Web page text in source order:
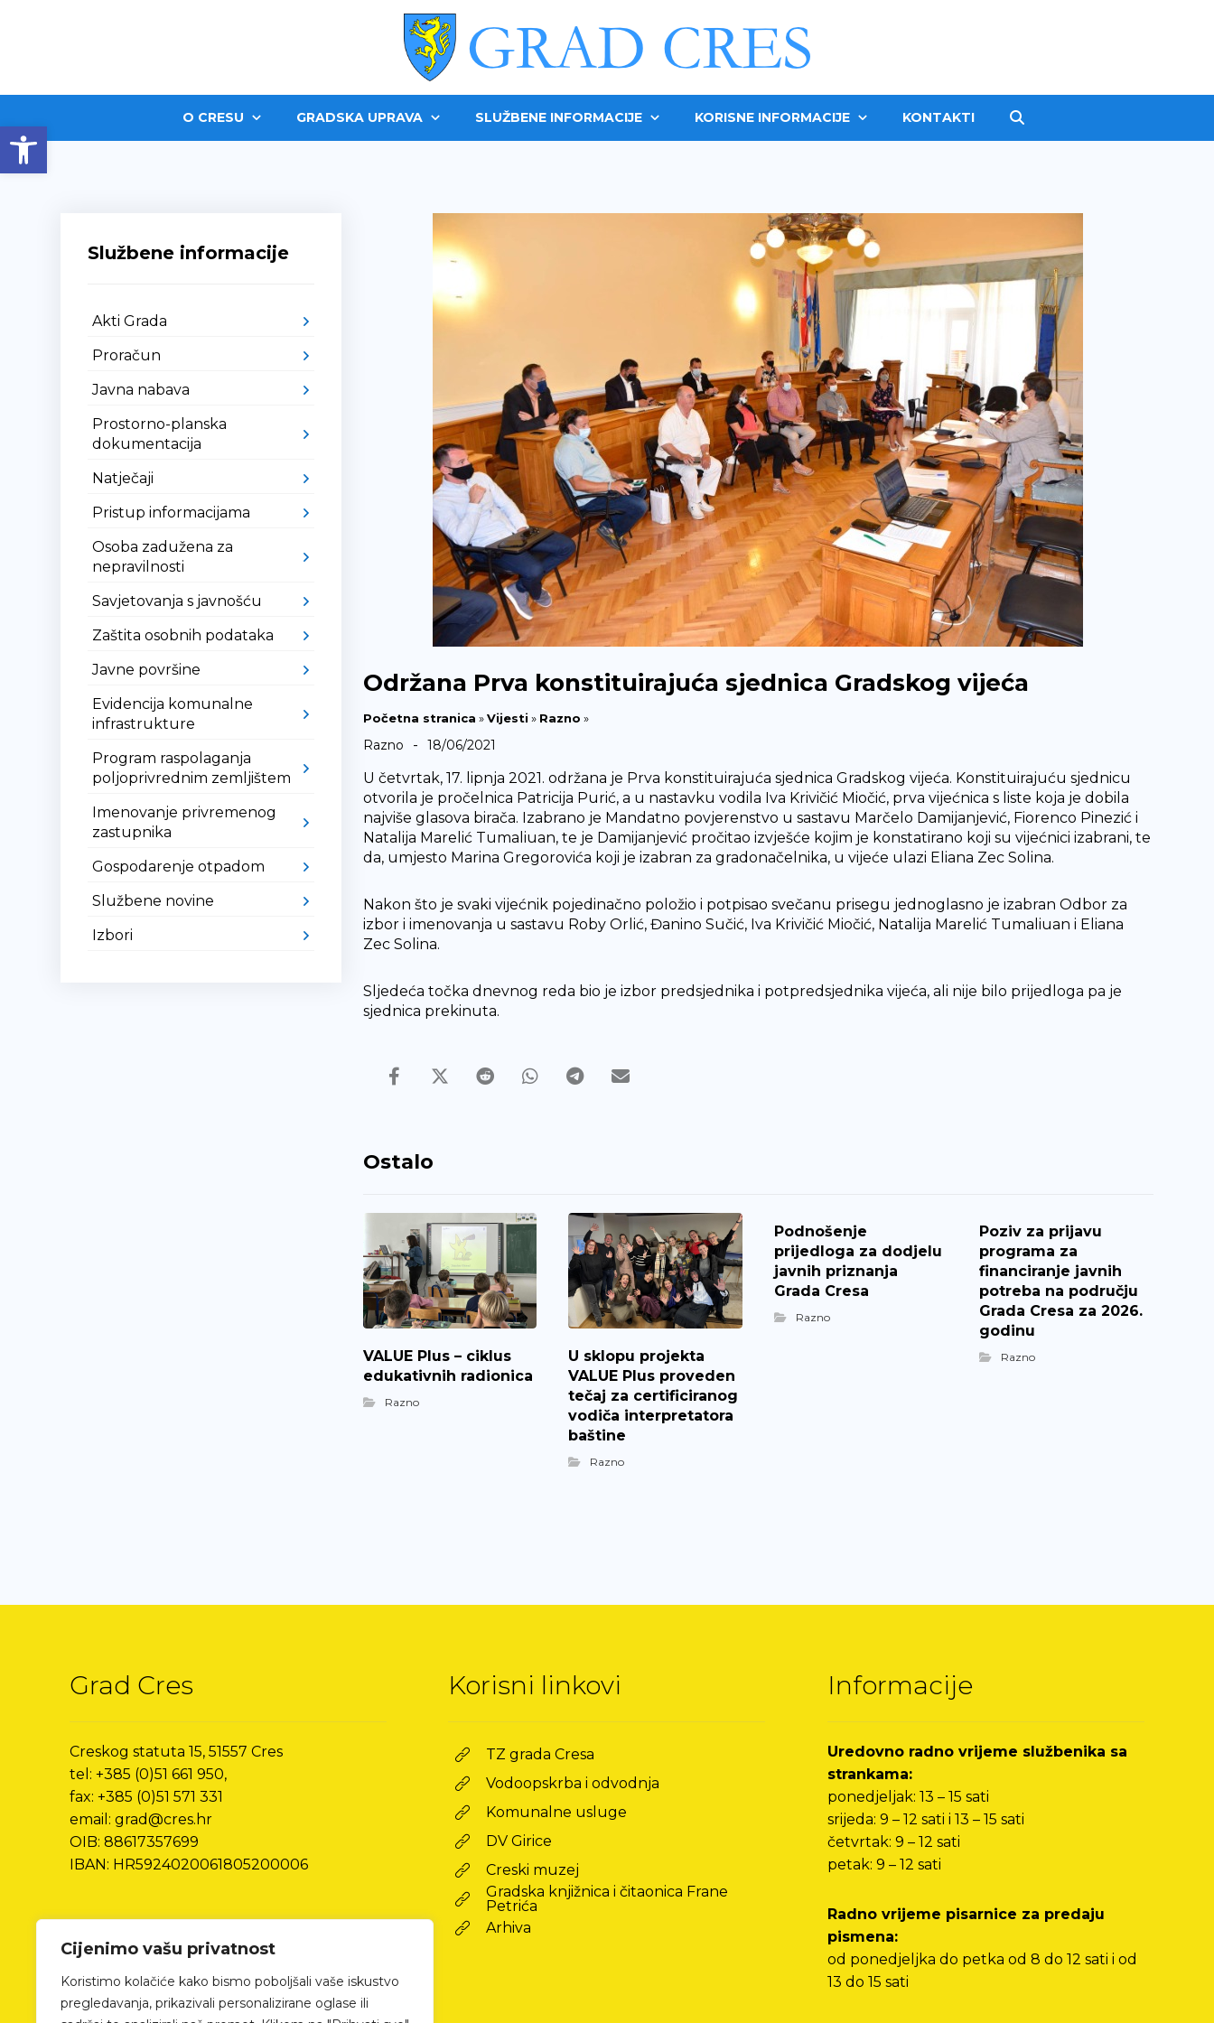
Open toolbar
Cijenimo vašu privatnost
Koristimo kolačiće kako bismo poboljšali vaše iskustvo
pregledavanja, prikazivali personalizirane oglase ili
O CRESU GRADSKA UPRAVA SLUŽBENE INFORMACIJE KORISNE INFORMACIJE KONTAKTI
Održana Prva konstituirajuća sjednica Gradskog vijeća
Početna stranica »Vijesti » Razno »
Razno - 18/06/2021
U četvrtak, 17. lipnja 2021. održana je Prva konstituirajuća sjednica Gradskog vijeća. Konstituirajuću sjednicu
otvorila je pročelnica Patricija Purić, a u nastavku vodila Iva Krivičić Miočić, prva vijećnica s liste koja je dobila
najviše glasova birača. Izabrano je Mandatno povjerenstvo u sastavu Marčelo Damijanjević, Fiorenco Pinezić i
Natalija Marelić Tumaliuan, te je Damijanjević pročitao izvješće kojim je konstatirano koji su vijećnici izabrani, te
da, umjesto Marina Gregorovića koji je izabran za gradonačelnika, u vijeće ulazi Eliana Zec Solina.
Nakon što je svaki vijećnik pojedinačno položio i potpisao svečanu prisegu jednoglasno je izabran Odbor za
izbor i imenovanja u sastavu Roby Orlić, Đanino Sučić, Iva Krivičić Miočić, Natalija Marelić Tumaliuan i Eliana
Zec Solina.
Sljedeća točka dnevnog reda bio je izbor predsjednika i potpredsjednika vijeća, ali nije bilo prijedloga pa je
sjednica prekinuta.
Ostalo
VALUE Plus – ciklus
edukativnih radionica
Razno
U sklopu projekta
VALUE Plus proveden
tečaj za certificiranog
vodiča interpretatora
baštine
Razno
Podnošenje
prijedloga za dodjelu
javnih priznanja
Grada Cresa
Razno
Poziv za prijavu
programa za
financiranje javnih
potreba na području
Grada Cresa za 2026.
godinu
Razno
Službene informacije
Akti Grada
Proračun
Javna nabava
Prostorno-planska
dokumentacija
Natječaji
Pristup informacijama
Osoba zadužena za
nepravilnosti
Savjetovanja s javnošću
Zaštita osobnih podataka
Javne površine
Evidencija komunalne
infrastrukture
Program raspolaganja
poljoprivrednim zemljištem
Imenovanje privremenog
zastupnika
Gospodarenje otpadom
Službene novine
Izbori
Grad Cres
Creskog statuta 15, 51557 Cres
tel: +385 (0)51 661 950,
fax: +385 (0)51 571 331
email: grad@cres.hr
OIB: 88617357699
IBAN: HR5924020061805200006
Korisni linkovi
TZ grada Cresa
Vodoopskrba i odvodnja
Komunalne usluge
DV Girice
Creski muzej
Gradska knjižnica i čitaonica Frane
Petrića
Arhiva
Informacije
Uredovno radno vrijeme službenika sa
strankama:
ponedjeljak: 13 – 15 sati
srijeda: 9 – 12 sati i 13 – 15 sati
četvrtak: 9 – 12 sati
petak: 9 – 12 sati
Radno vrijeme pisarnice za predaju
pismena:
od ponedjeljka do petka od 8 do 12 sati i od
13 do 15 sati